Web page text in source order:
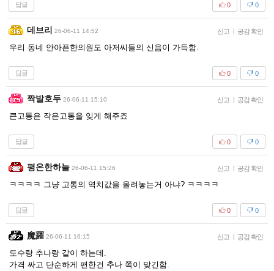
답글 0
0
데브리 26-06-11 14:52 신고 | 공감 확인
우리 동네 안아픈한의원도 아저씨들의 신음이 가득함.
답글 0
0
짝발호두 26-06-11 15:10 신고 | 공감 확인
큰고통은 작은고통을 잊게 해주죠
답글 0
0
평온한하늘 26-06-11 15:26 신고 | 공감 확인
ㅋㅋㅋㅋ 그냥 고통의 역치값을 올려놓는거 아냐? ㅋㅋㅋㅋ
답글 0
0
魔羅 26-06-11 16:15 신고 | 공감 확인
도수랑 추나랑 같이 하는데.
가격 싸고 단순하게 편한건 추나 쪽이 맞긴함.